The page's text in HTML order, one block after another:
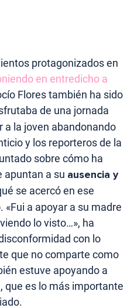
protagonizados en
en entredicho a
Flores también ha sido
de una jornada
a la joven abandonando
y los reporteros de la
sobre cómo ha
apuntan a su ausencia y
se acercó en ese
a apoyar a su madre
lo visto…», ha
con lo
que no comparte como
estuve apoyando a
que es lo más importante